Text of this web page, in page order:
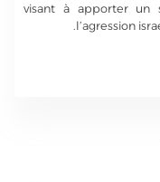
visant à apporter un
l’agression